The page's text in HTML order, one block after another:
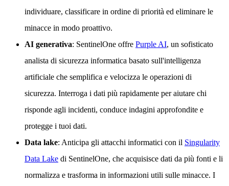
individuare, classificare in ordine di priorità ed eliminare le
minacce in modo proattivo.
AI generativa: SentinelOne offre Purple AI, un sofisticato
analista di sicurezza informatica basato sull'intelligenza
artificiale che semplifica e velocizza le operazioni di
sicurezza. Interroga i dati più rapidamente per aiutare chi
risponde agli incidenti, conduce indagini approfondite e
protegge i tuoi dati.
Data lake: Anticipa gli attacchi informatici con il Singularity
Data Lake di SentinelOne, che acquisisce dati da più fonti e li
normalizza e trasforma in informazioni utili sulle minacce. I